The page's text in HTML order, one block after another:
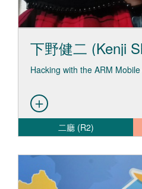
下野健二 (Kenji
Hacking with the ARM
二廳 (R2)